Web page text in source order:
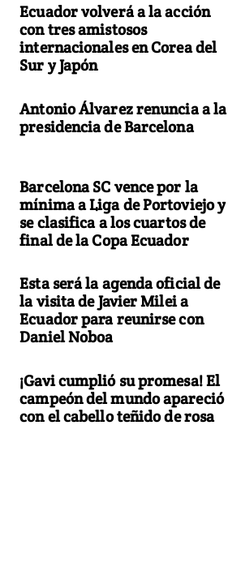
Ecuador volverá a la acción
con tres amistosos
internacionales en Corea del
Sur y Japón
Antonio Álvarez renuncia a la
presidencia de Barcelona
Barcelona SC vence por la
mínima a Liga de Portoviejo y
se clasifica a los cuartos de
final de la Copa Ecuador
Esta será la agenda oficial de
la visita de Javier Milei a
Ecuador para reunirse con
Daniel Noboa
¡Gavi cumplió su promesa! El
campeón del mundo apareció
con el cabello teñido de rosa